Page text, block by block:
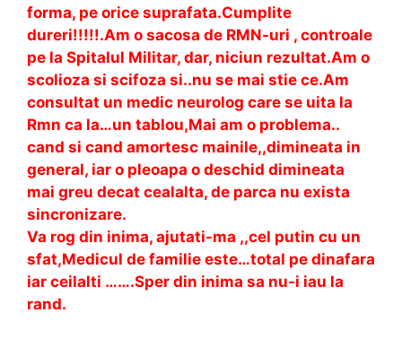
forma, pe orice suprafata.Cumplite
dureri!!!!!.Am o sacosa de RMN-uri , controale
pe la Spitalul Militar, dar, niciun rezultat.Am o
scolioza si scifoza si..nu se mai stie ce.Am
consultat un medic neurolog care se uita la
Rmn ca la…un tablou,Mai am o problema..
cand si cand amortesc mainile,,dimineata in
general, iar o pleoapa o deschid dimineata
mai greu decat cealalta, de parca nu exista
sincronizare.
Va rog din inima, ajutati-ma ,,cel putin cu un
sfat,Medicul de familie este…total pe dinafara
iar ceilalti …….Sper din inima sa nu-i iau la
rand.